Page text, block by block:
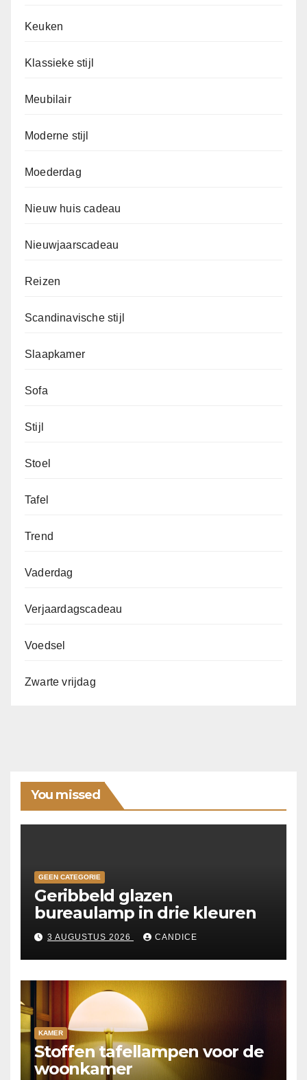
Keuken
Klassieke stijl
Meubilair
Moderne stijl
Moederdag
Nieuw huis cadeau
Nieuwjaarscadeau
Reizen
Scandinavische stijl
Slaapkamer
Sofa
Stijl
Stoel
Tafel
Trend
Vaderdag
Verjaardagscadeau
Voedsel
Zwarte vrijdag
You missed
GEEN CATEGORIE
Geribbeld glazen
bureaulamp in drie kleuren
3 AUGUSTUS 2026 CANDICE
KAMER
Stoffen tafellampen voor de
woonkamer